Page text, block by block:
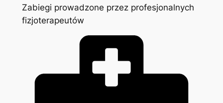
Zabiegi prowadzone przez profesjonalnych
fizjoterapeutów